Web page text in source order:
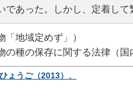
あった。しかし、定着して
地域定めず」）
種の保存に関する法律（国
ょうご（2013）、